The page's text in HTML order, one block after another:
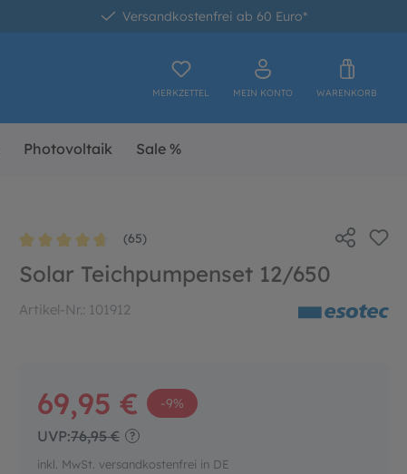
Versandkostenfrei ab 60 Euro*
MERKZETTEL MEIN KONTO WARENKORB
Photovoltaik Sale %
(65)
Solar Teichpumpenset 12/650
Artikel-Nr.: 101912
69,95 € -9%
UVP:76,95 € ?
inkl. MwSt. versandkostenfrei in DE